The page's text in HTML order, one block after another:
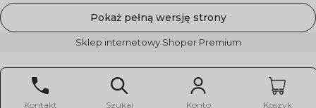
Kontakt Szukaj Konto Koszyk
Pokaż pełną wersję strony
Sklep internetowy Shoper Premium